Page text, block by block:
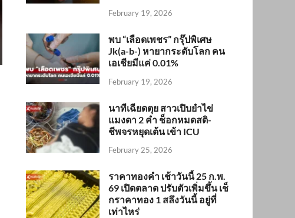
February 19, 2026
พบ “เลือดเพชร” กรุ๊ปพิเศษ
Jk(a-b-) หายากระดับโลก คน
เอเชียมีแค่ 0.01%
February 19, 2026
นาทีเฉียดตุย สาวเปิบยำไข่
แมงดา 2 คำ ช็อกหมดสติ-
ชีพจรหยุดเต้น เข้า ICU
February 25, 2026
ราคาทองคำ เช้าวันนี้ 25 ก.พ.
69 เปิดตลาด ปรับตัวเพิ่มขึ้น เช็
กราคาทอง 1 สลึงวันนี้ อยู่ที่
เท่าไหร่